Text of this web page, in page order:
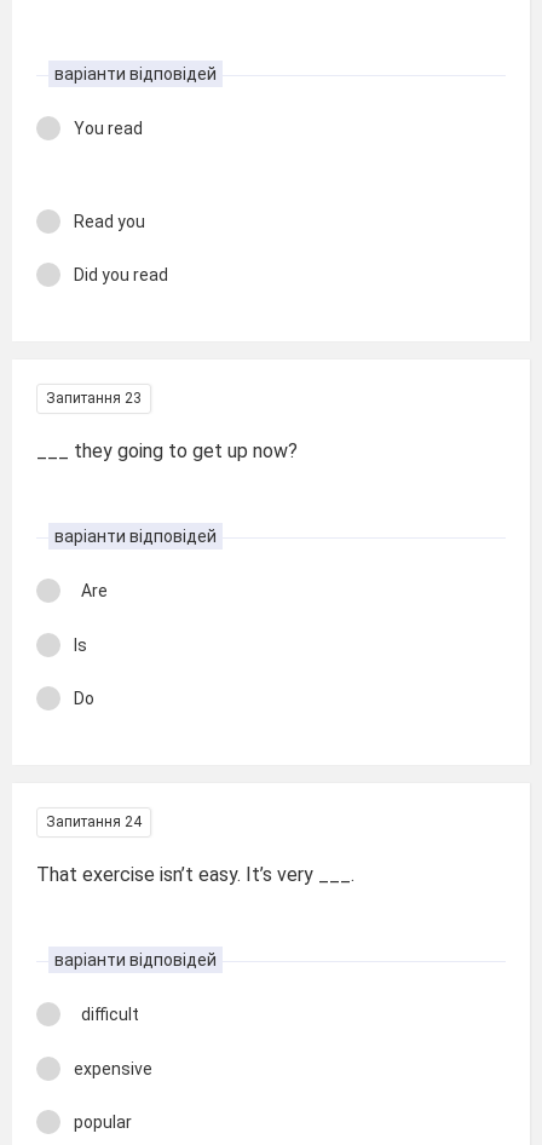
варіанти відповідей
You read
Read you
Did you read
Запитання 23
___ they going to get up now?
варіанти відповідей
Are
Is
Do
Запитання 24
That exercise isn’t easy. It’s very ___.
варіанти відповідей
difficult
expensive
popular